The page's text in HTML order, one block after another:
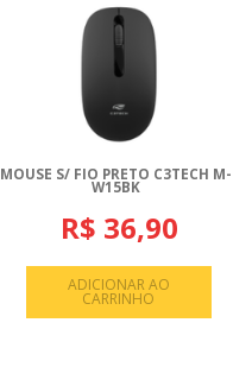
MOUSE S/ FIO PRETO C3TECH M-
W15BK
R$ 36,90
ADICIONAR AO
CARRINHO